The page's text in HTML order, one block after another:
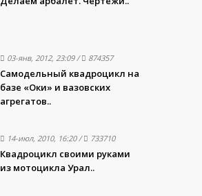
03-янв, 2012, 23:09/ 874357
Самодельный квадроцикл на
базе «Оки» и вазовских
агрегатов..
14-июл, 2010, 16:20/ 733710
Квадроцикл своими руками
из мотоцикла Урал..